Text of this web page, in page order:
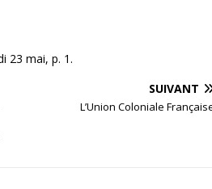
23 mai, p. 1.
SUIVANT
L’Union Coloniale